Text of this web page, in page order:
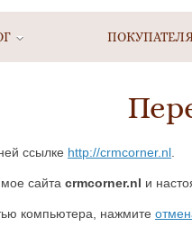
ссылке http://crmcorner.nl
сайта crmcorner.nl и
компьютера, нажмите